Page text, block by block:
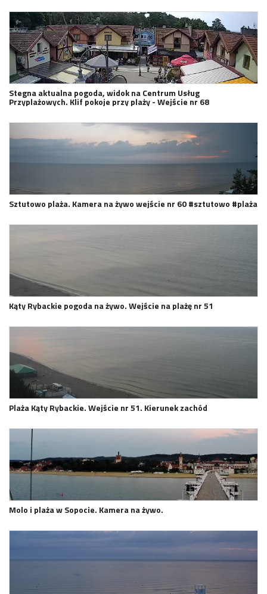
Stegna aktualna pogoda, widok na Centrum Usług
Przyplażowych. Klif pokoje przy plaży - Wejście nr 68
Sztutowo plaża. Kamera na żywo wejście nr 60 #sztutowo #plaża
Kąty Rybackie pogoda na żywo. Wejście na plażę nr 51
Plaża Kąty Rybackie. Wejście nr 51. Kierunek zachód
Molo i plaża w Sopocie. Kamera na żywo.